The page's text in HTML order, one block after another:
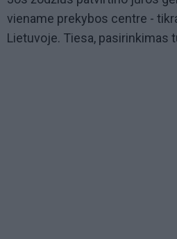
viename prekybos centre -
Lietuvoje. Tiesa, pasirinkimas